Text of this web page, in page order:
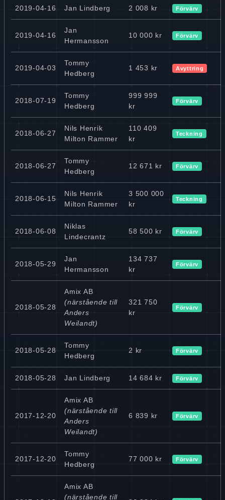
2019-04-16 Jan Lindberg 2 008 kr Förvärv
2019-04-16
Jan
Hermansson
10 000 kr Förvärv
2019-04-03
Tommy
Hedberg
1 453 kr Avyttring
2018-07-19
Tommy
Hedberg
999 999
kr
Förvärv
2018-06-27
Nils Henrik
Milton Rammer
110 409
kr
Teckning
2018-06-27
Tommy
Hedberg
12 671 kr Förvärv
2018-06-15
Nils Henrik
Milton Rammer
3 500 000
kr
Teckning
2018-06-08
Niklas
Lindecrantz
58 500 kr Förvärv
2018-05-29
Jan
Hermansson
134 737
kr
Förvärv
2018-05-28
Amix AB
(närstående till
Anders
Weilandt)
321 750
kr
Förvärv
2018-05-28
Tommy
Hedberg
2 kr Förvärv
2018-05-28 Jan Lindberg 14 684 kr Förvärv
2017-12-20
Amix AB
(närstående till
Anders
Weilandt)
6 839 kr Förvärv
2017-12-20
Tommy
Hedberg
77 000 kr Förvärv
Amix AB
(närstående till